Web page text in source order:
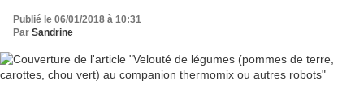
Publié le 06/01/2018 à 10:31
Par Sandrine